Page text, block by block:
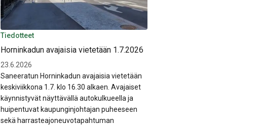
Tiedotteet
Horninkadun avajaisia vietetään 1.7.2026
23.6.2026
Saneeratun Horninkadun avajaisia vietetään
keskiviikkona 1.7. klo 16.30 alkaen. Avajaiset
käynnistyvät näyttävällä autokulkueella ja
huipentuvat kaupunginjohtajan puheeseen
sekä harrasteajoneuvotapahtuman